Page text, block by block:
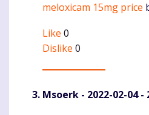
meloxicam 15mg price
Like 0
Dislike 0
Msoerk - 2022-02-04 -